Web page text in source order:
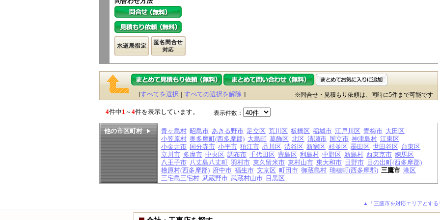
[すべてを選択 | すべての選択を解除 ] ※問合せ・見積もり依頼は、同時に5件まで可能です
4件中1 ～4件を表示しています。 表示件数：
他の市区町村 青ヶ島村 昭島市 あきる野市 足立区 荒川区 板橋区 稲城市 江戸川区 青梅市 大田区
小笠原村 奥多摩町(西多摩郡) 大島町 葛飾区 北区 清瀬市 国立市 神津島村 江東区
小金井市 国分寺市 小平市 狛江市 品川区 渋谷区 新宿区 杉並区 墨田区 世田谷区 台東区
立川市 多摩市 中央区 調布市 千代田区 豊島区 利島村 中野区 新島村 西東京市 練馬区
八王子市 八丈島八丈町 羽村市 東久留米市 東村山市 東大和市 日野市 日の出町(西多摩郡)
檜原村(西多摩郡) 府中市 福生市 文京区 町田市 御蔵島村 瑞穂町(西多摩郡) 三鷹市 港区
三宅島三宅村 武蔵野市 武蔵村山市 目黒区
▲「三鷹市を対応エリアとす